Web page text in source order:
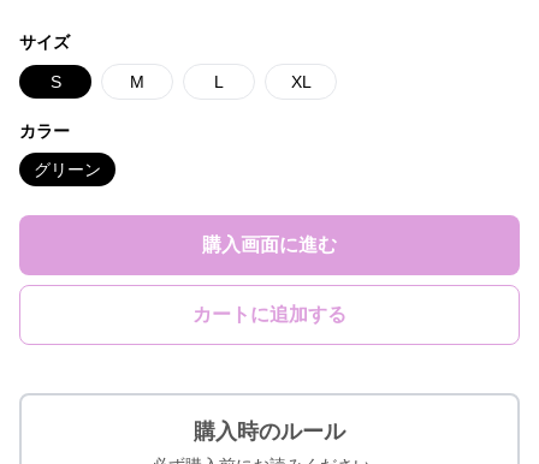
サイズ
S M L XL
カラー
グリーン
購入画面に進む
カートに追加する
購入時のルール